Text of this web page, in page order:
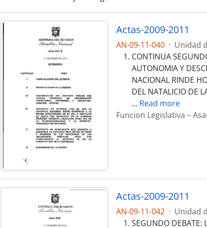
Actas-2009-2011
AN-09-11-040 · Unidad
CONTINUA
AUTONOMIA Y
NACIONAL RINDE
DEL NATALICIO DE
… Read more
Funcion Legislativa –
Actas-2009-2011
AN-09-11-042 · Unidad
SEGUNDO DEBATE: